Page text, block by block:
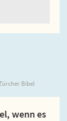
Bibel
wenn es